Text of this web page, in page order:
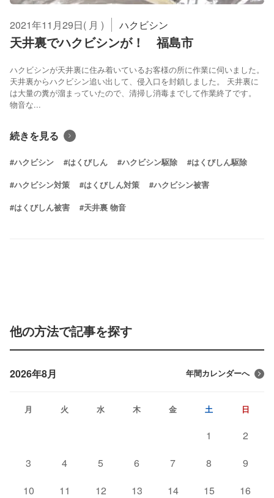
2021年11月29日( 月 ) ハクビシン
天井裏でハクビシンが！ 福島市
ハクビシンが天井裏に住み着いているお客様の所に作業に伺いました。
天井裏からハクビシン追い出して、侵入口を封鎖しました。 天井裏に
は大量の糞が溜まっていたので、清掃し消毒までして作業終了です。
物音な...
続きを見る
#ハクビシン #はくびしん #ハクビシン駆除 #はくびしん駆除
#ハクビシン対策 #はくびしん対策 #ハクビシン被害
#はくびしん被害 #天井裏 物音
他の方法で記事を探す
2026年8月 年間カレンダーへ
月 火 水 木 金 土 日
1
2
3
4 5 6 7 8
9
10
11 12 13 14 15 16